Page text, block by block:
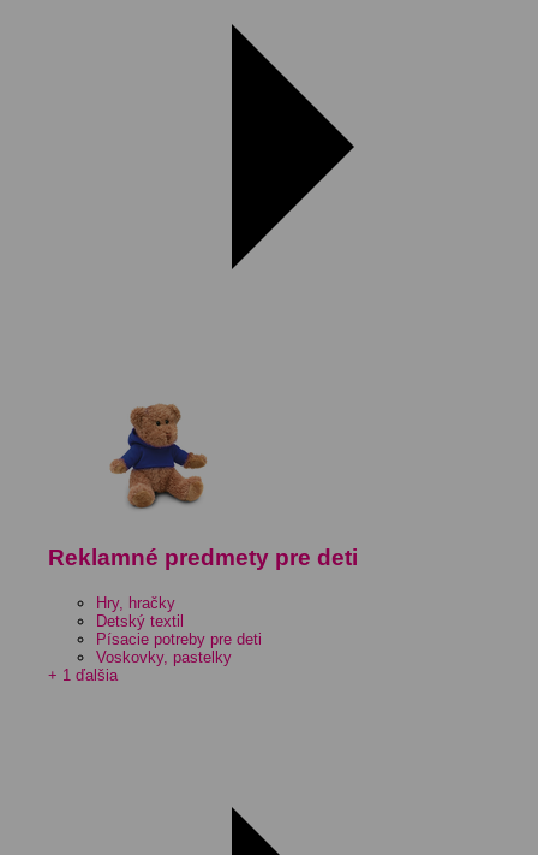
Reklamné predmety pre deti
Hry, hračky
Detský textil
Písacie potreby pre deti
Voskovky, pastelky
+ 1 ďalšia